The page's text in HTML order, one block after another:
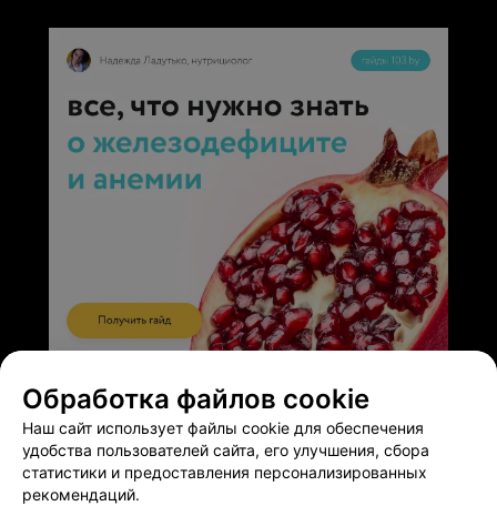
Обработка файлов cookie
Наш сайт использует файлы cookie для обеспечения
удобства пользователей сайта, его улучшения, сбора
статистики и предоставления персонализированных
рекомендаций.